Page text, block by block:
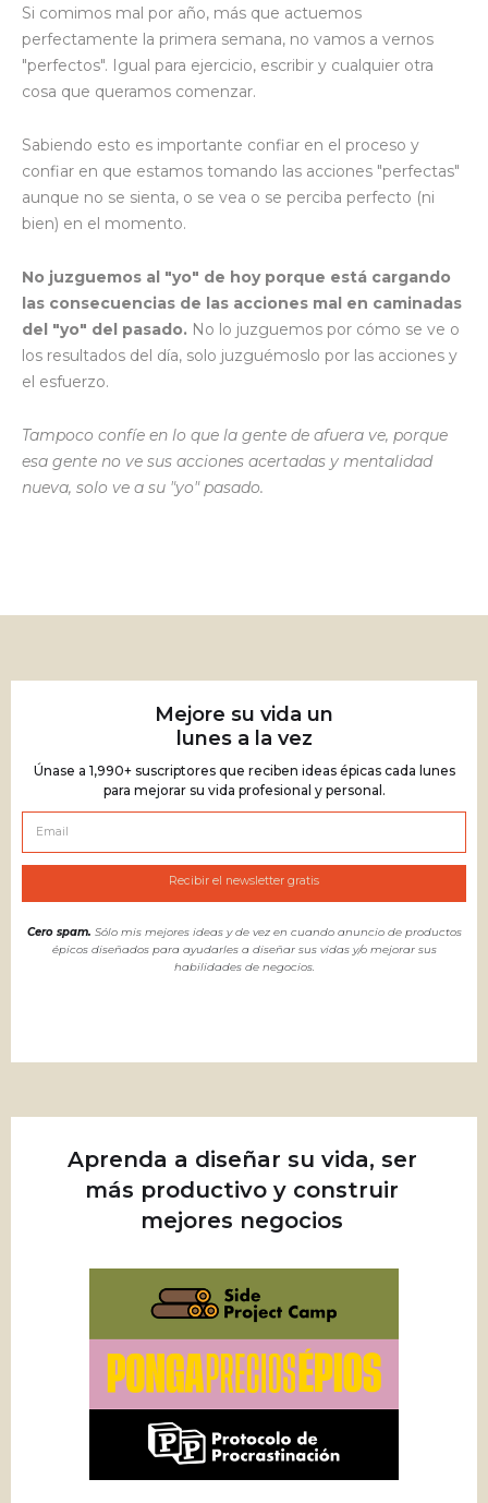
Si comimos mal por año, más que actuemos
perfectamente la primera semana, no vamos a vernos
"perfectos". Igual para ejercicio, escribir y cualquier otra
cosa que queramos comenzar.
Sabiendo esto es importante confiar en el proceso y
confiar en que estamos tomando las acciones "perfectas"
aunque no se sienta, o se vea o se perciba perfecto (ni
bien) en el momento.
No juzguemos al "yo" de hoy porque está cargando
las consecuencias de las acciones mal en caminadas
del "yo" del pasado. No lo juzguemos por cómo se ve o
los resultados del día, solo juzguémoslo por las acciones y
el esfuerzo.
Tampoco confíe en lo que la gente de afuera ve, porque
esa gente no ve sus acciones acertadas y mentalidad
nueva, solo ve a su "yo" pasado.
Mejore su vida un
lunes a la vez
Únase a 1,990+ suscriptores que reciben ideas épicas cada lunes
para mejorar su vida profesional y personal.
Cero spam. Sólo mis mejores ideas y de vez en cuando anuncio de productos
épicos diseñados para ayudarles a diseñar sus vidas y/o mejorar sus
habilidades de negocios.
Aprenda a diseñar su vida, ser
más productivo y construir
mejores negocios